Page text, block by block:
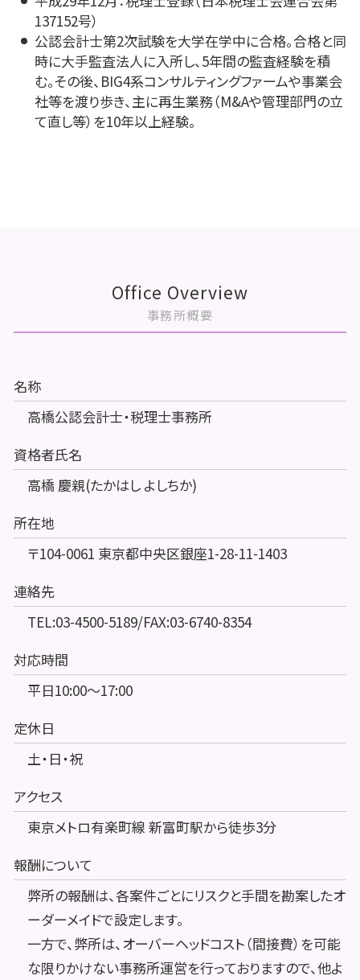
137152号）
公認会計士第2次試験を大学在学中に合格。合格と同
時に大手監査法人に入所し、5年間の監査経験を積
む。その後、BIG4系コンサルティングファームや事業会
社等を渡り歩き、主に再生業務（M&Aや管理部門の立
て直し等）を10年以上経験。
Office Overview
事務所概要
名称
高橋公認会計士・税理士事務所
資格者氏名
高橋 慶親(たかはし よしちか)
所在地
〒104-0061 東京都中央区銀座1-28-11-1403
連絡先
TEL:03-4500-5189/FAX:03-6740-8354
対応時間
平日10:00～17:00
定休日
土・日・祝
アクセス
東京メトロ有楽町線 新富町駅から徒歩3分
報酬について
弊所の報酬は、各案件ごとにリスクと手間を勘案したオ
ーダーメイドで設定します。
一方で、弊所は、オーバーヘッドコスト（間接費）を可能
な限りかけない事務所運営を行っておりますので、他よ